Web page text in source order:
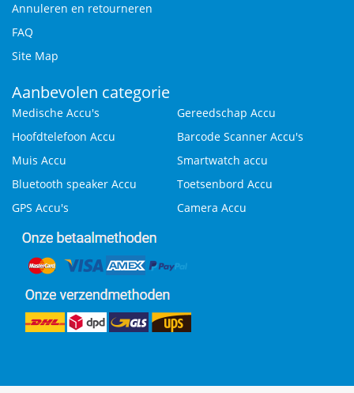
Annuleren en retourneren
FAQ
Site Map
Aanbevolen categorie
Medische Accu's
Gereedschap Accu
Hoofdtelefoon Accu
Barcode Scanner Accu's
Muis Accu
Smartwatch accu
Bluetooth speaker Accu
Toetsenbord Accu
GPS Accu's
Camera Accu